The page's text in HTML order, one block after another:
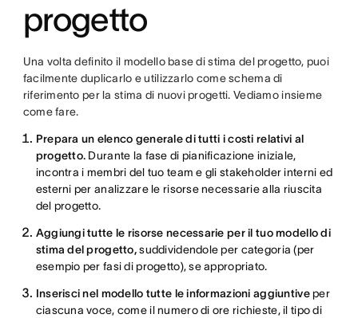
progetto
Una volta definito il modello base di stima del progetto, puoi
facilmente duplicarlo e utilizzarlo come schema di
riferimento per la stima di nuovi progetti. Vediamo insieme
come fare.
Prepara un elenco generale di tutti i costi relativi al
progetto. Durante la fase di pianificazione iniziale,
incontra i membri del tuo team e gli stakeholder interni ed
esterni per analizzare le risorse necessarie alla riuscita
del progetto.
Aggiungi tutte le risorse necessarie per il tuo modello di
stima del progetto,suddividendole per categoria (per
esempio per fasi di progetto), se appropriato.
Inserisci nel modello tutte le informazioni aggiuntiveper
ciascuna voce, come il numero di ore richieste, il tipo di